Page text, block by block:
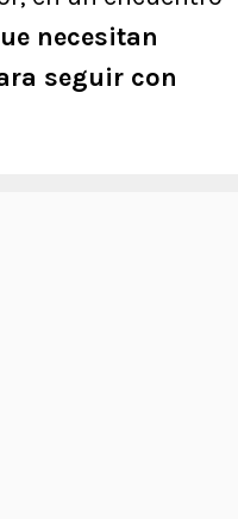
necesitan
seguir con